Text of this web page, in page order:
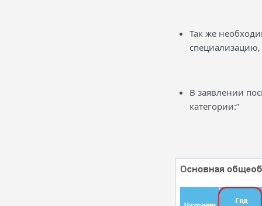
Так же
специализацию,
В заявлении
категории:”